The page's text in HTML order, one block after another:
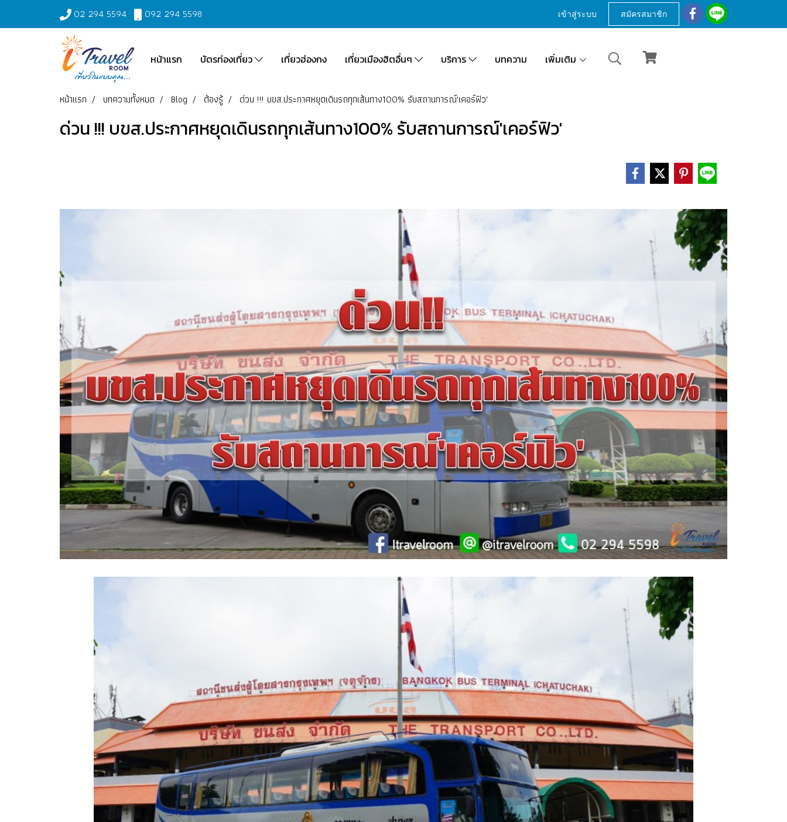
02 294 5594 092 294 5598 เข้าสู่ระบบ สมัครสมาชิก
หน้าแรก บัตรท่องเที่ยว เที่ยวฮ่องกง เที่ยวเมืองฮิตอื่นๆ บริการ บทความ เพิ่มเติม
หน้าแรก บทความทั้งหมด Blog ต้องรู้ ด่วน !!! บขส.ประกาศหยุดเดินรถทุกเส้นทาง100% รับสถานการณ์'เคอร์ฟิว'
ด่วน !!! บขส.ประกาศหยุดเดินรถทุกเส้นทาง100% รับสถานการณ์'เคอร์ฟิว'